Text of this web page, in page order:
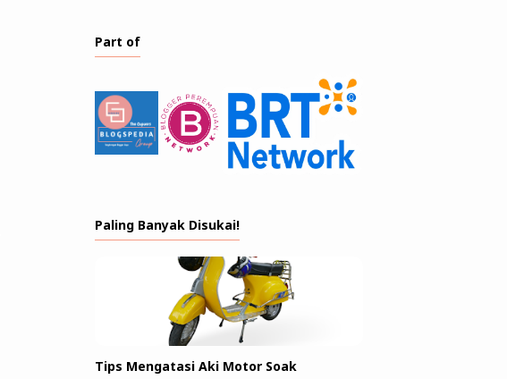
Part of
Paling Banyak Disukai!
Tips Mengatasi Aki Motor Soak